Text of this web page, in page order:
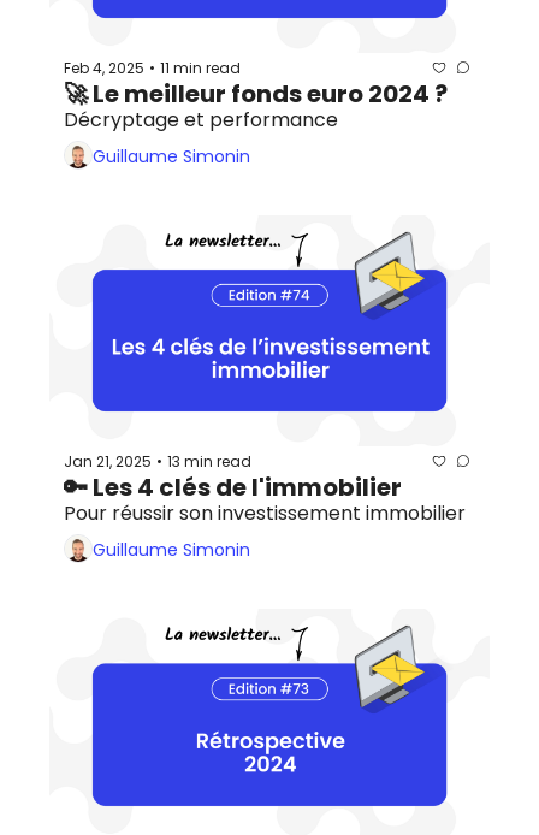
Feb 4, 2025 • 11 min read
🚀 Le meilleur fonds euro 2024 ?
Décryptage et performance
Guillaume Simonin
Jan 21, 2025 • 13 min read
🔑 Les 4 clés de l'immobilier
Pour réussir son investissement immobilier
Guillaume Simonin